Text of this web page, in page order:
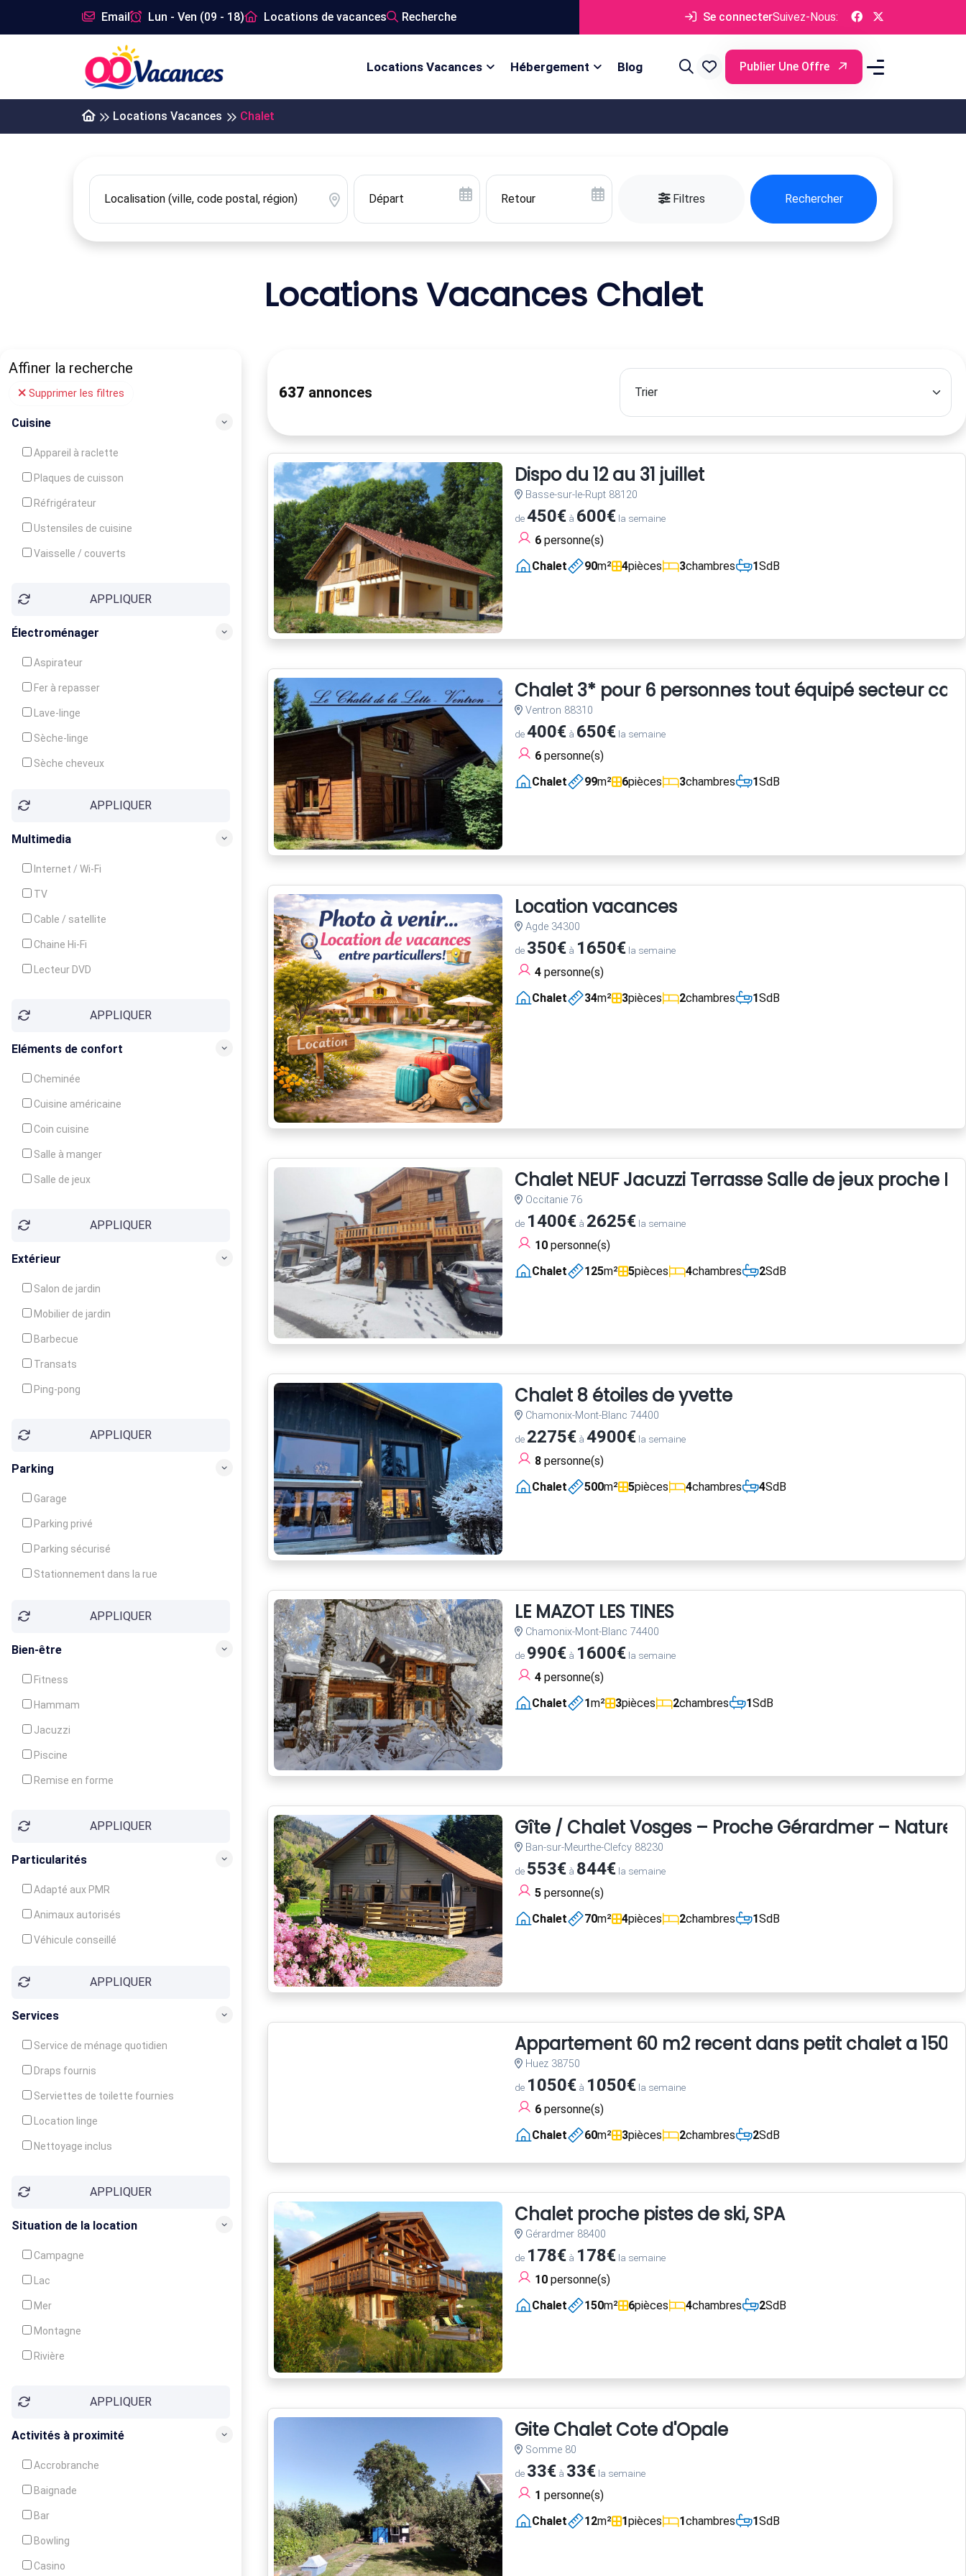
Email Lun - Ven (09 - 18) Locations de vacances Recherche Se connecterSuivez-Nous:
Locations Vacances Hébergement Blog Publier Une Offre
Locations Vacances Chalet
Filtres Rechercher
Locations Vacances Chalet
Affiner la recherche
Supprimer les filtres
Cuisine
Appareil à raclette
Plaques de cuisson
Réfrigérateur
Ustensiles de cuisine
Vaisselle / couverts
Congélateur
APPLIQUER
Électroménager
Aspirateur
Fer à repasser
Lave-linge
Sèche-linge
Sèche cheveux
APPLIQUER
Multimedia
Internet / Wi-Fi
TV
Cable / satellite
Chaine Hi-Fi
Lecteur DVD
APPLIQUER
Eléments de confort
Cheminée
Cuisine américaine
Coin cuisine
Salle à manger
Salle de jeux
Balcon / Terrasse
APPLIQUER
Extérieur
Salon de jardin
Mobilier de jardin
Barbecue
Transats
Ping-pong
Jeux d'enfantsAPPLIQUER
Parking
Garage
Parking privé
Parking sécurisé
Stationnement dans la rue
APPLIQUER
Bien-être
Fitness
Hammam
Jacuzzi
Piscine
Remise en forme
Soins du corpsAPPLIQUER
Particularités
Adapté aux PMR
Animaux autorisés
Véhicule conseillé
APPLIQUER
Services
Service de ménage quotidien
Draps fournis
Serviettes de toilette fournies
Location linge
Nettoyage inclus
Garde d'enfants
Crèche
APPLIQUER
Situation de la location
Campagne
Lac
Mer
Montagne
Rivière
APPLIQUER
Activités à proximité
Accrobranche
Baignade
Bar
Bowling
Casino
637 annonces
Dispo du 12 au 31 juillet
Basse-sur-le-Rupt 88120
de450€à 600€la semaine
6personne(s)
Chalet
90m² 4pièces 3chambres 1SdB
Chalet 3* pour 6 personnes tout équipé secteur
Ventron 88310
de400€à 650€la semaine
6personne(s)
Chalet
99m² 6pièces 3chambres 1SdB
Location vacances
Agde 34300
de 350€à 1650€la semaine
4personne(s)
Chalet
34m² 3pièces 2chambres 1SdB
Chalet NEUF Jacuzzi Terrasse Salle de jeux proche
Occitanie 76
de 1400€à 2625€la semaine
10personne(s)
Chalet
125m² 5pièces 4chambres 2SdB
Chalet 8 étoiles de yvette
Chamonix-Mont-Blanc 74400
de 2275€à 4900€la semaine
8personne(s)
Chalet
500m² 5pièces 4chambres 4SdB
LE MAZOT LES TINES
Chamonix-Mont-Blanc 74400
de 990€à 1600€la semaine
4personne(s)
Chalet
1m² 3pièces 2chambres 1SdB
Gîte / Chalet Vosges – Proche Gérardmer – Nature
Ban-sur-Meurthe-Clefcy 88230
de 553€à 844€la semaine
5personne(s)
Chalet
70m² 4pièces 2chambres 1SdB
Appartement 60 m2 recent dans petit chalet a 150
Huez 38750
de 1050€à 1050€la semaine
6personne(s)
Chalet
60m² 3pièces 2chambres 2SdB
Chalet proche pistes de ski, SPA
Gérardmer 88400
de 178€à 178€la semaine
10personne(s)
Chalet
150m² 6pièces 4chambres 2SdB
Gite Chalet Cote d'Opale
Somme 80
de 33€à 33€la semaine
1 personne(s)
Chalet
12m² 1pièces 1chambres 1SdB